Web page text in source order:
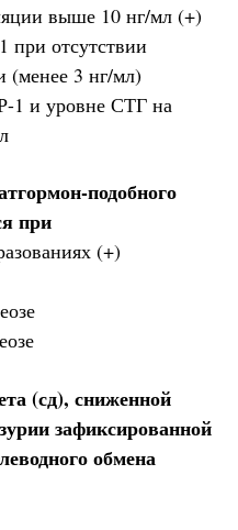
выше 10 нг/мл (+)
отсутствии
(менее 3 нг/мл)
1 и уровне СТГ на
подобного
при
(+)
(сд), сниженной
зафиксированной
обмена